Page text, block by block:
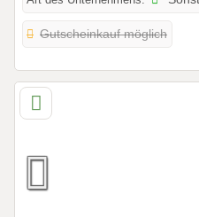
Gutscheinkauf möglich